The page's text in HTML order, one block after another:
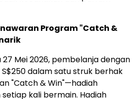
Program "Catch &
27 Mei 2026, pembelanja dengan
dalam satu struk berhak
"Catch & Win"—hadiah
kali bermain. Hadiah